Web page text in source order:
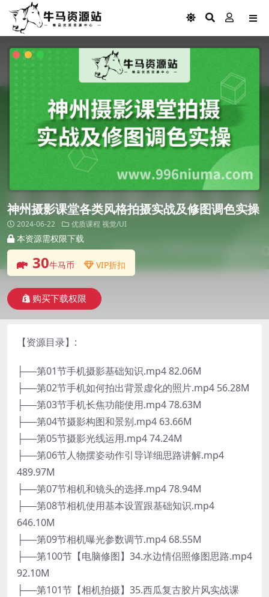
神州摄影课堂各类风格拍摄实战及修图调色实操
2024-06-22 优质课程 视觉/UI
本资源需权限下载
30牛马币 VIP折扣
购买下载权限
【资源目录】:
├──第01节手机摄影基础知识.mp4 82.06M
├──第02节手机如何拍出背景虚化的照片.mp4 56.28M
├──第03节手机长焦功能使用.mp4 78.63M
├──第04节摄影构图和景别.mp4 63.66M
├──第05节摄影光线运用.mp4 74.24M
├──第06节人物摆姿动作引导详细思路讲解.mp4
489.97M
├──第07节相机和镜头的选择.mp4 78.94M
├──第08节相机使用基本设置跟基础知识.mp4
646.10M
├──第09节相机曝光参数调节.mp4 68.55M
├──第100节【电脑修图】34.水边情侣照修图思路.mp4
92.10M
├──第101节【相机拍摄】35.西瓜复古胶片风实战课